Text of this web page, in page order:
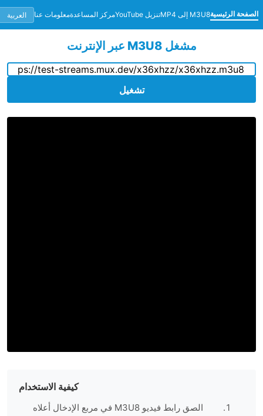
الرئيسيةM3U8 إلى MP4 تنزيل YouTube مركز المساعدةمعلومات عنا
مشغل M3U8 عبر الإنترنت
تشغيل
كيفية الاستخدام
الصق رابط فيديو M3U8 في مربع الإدخال أعلاه